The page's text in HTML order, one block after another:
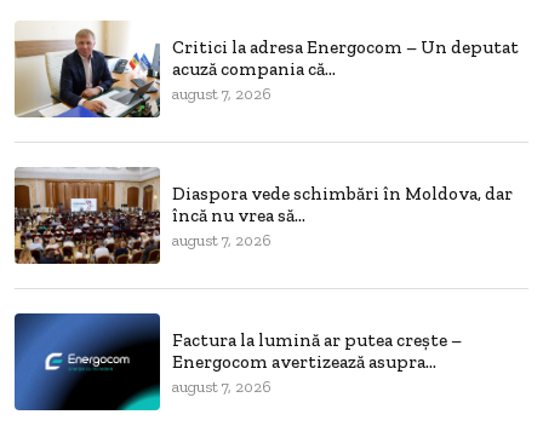
Critici la adresa Energocom – Un deputat
acuză compania că...
august 7, 2026
Diaspora vede schimbări în Moldova, dar
încă nu vrea să...
august 7, 2026
Factura la lumină ar putea crește –
Energocom avertizează asupra...
august 7, 2026